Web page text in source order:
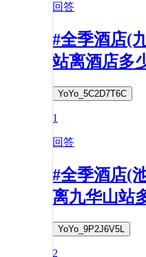
回答
#全季酒店(
站离酒店多
YoYo_5C2D7T6C
1
回答
#全季酒店(
离九华山站
YoYo_9P2J6V5L
2